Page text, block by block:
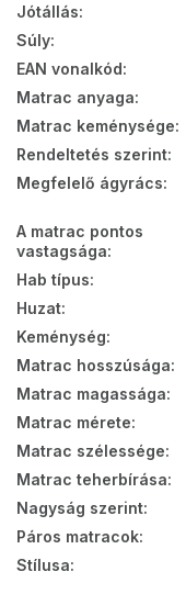
Jótállás:
Súly:
EAN vonalkód:
Matrac anyaga:
Matrac keménysége:
Rendeltetés szerint:
Megfelelő ágyrács:
A matrac pontos
vastagsága:
Hab típus:
Huzat:
Keménység:
Matrac hosszúsága:
Matrac magassága:
Matrac mérete:
Matrac szélessége:
Matrac teherbírása:
Nagyság szerint:
Páros matracok:
Stílusa: